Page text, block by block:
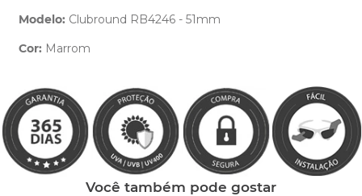
Modelo: Clubround RB4246 - 51mm
Cor: Marrom
Você também pode gostar